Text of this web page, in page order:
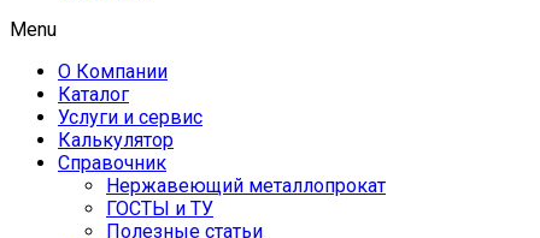
Menu
О Компании
Каталог
Услуги и сервис
Калькулятор
Справочник
Нержавеющий металлопрокат
ГОСТЫ и ТУ
Полезные статьи